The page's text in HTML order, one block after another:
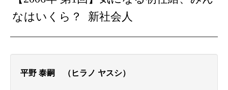
なはいくら？ 新社会人
平野 泰嗣 （ヒラノ ヤスシ）